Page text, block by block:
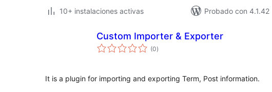
10+ instalaciones activas
Probado con 4.1.42
Custom Importer & Exporter
(0valoraciones
en
)
It is a plugin for importing and exporting Term, Post information.